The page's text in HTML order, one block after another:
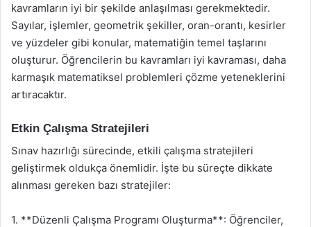
kavramların iyi bir şekilde anlaşılması gerekmektedir.
Sayılar, işlemler, geometrik şekiller, oran-orantı, kesirler
ve yüzdeler gibi konular, matematiğin temel taşlarını
oluşturur. Öğrencilerin bu kavramları iyi kavraması, daha
karmaşık matematiksel problemleri çözme yeteneklerini
artıracaktır.
Etkin Çalışma Stratejileri
Sınav hazırlığı sürecinde, etkili çalışma stratejileri
geliştirmek oldukça önemlidir. İşte bu süreçte dikkate
alınması gereken bazı stratejiler:
1. **Düzenli Çalışma Programı Oluşturma**: Öğrenciler,